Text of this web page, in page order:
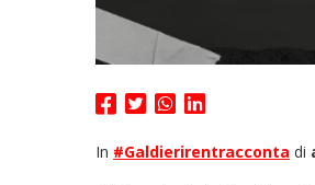
In #Galdierirentracconta di